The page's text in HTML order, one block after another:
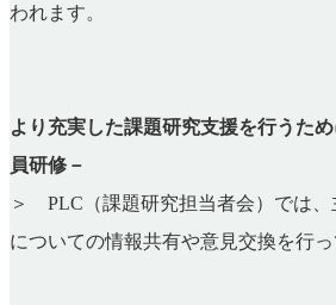
われます。
より充実した課題研究支援を行うた
員研修－
＞ PLC（課題研究担当者会）では、
についての情報共有や意見交換を行っ